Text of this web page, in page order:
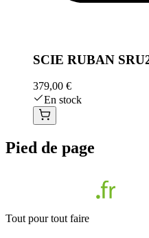
SCIE RUBAN
379,00 €
En stock
Pied de page
Tout pour tout faire